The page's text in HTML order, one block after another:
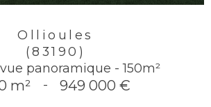
Ollioules
(83190)
panoramique - 150m²
m² - 949 000 €